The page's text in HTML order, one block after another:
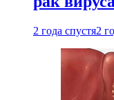
2 года спустя2